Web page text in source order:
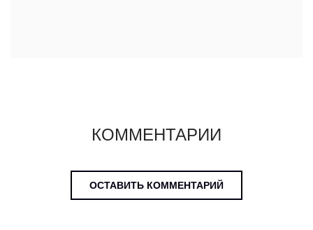
КОММЕНТАРИИ
ОСТАВИТЬ КОММЕНТАРИЙ